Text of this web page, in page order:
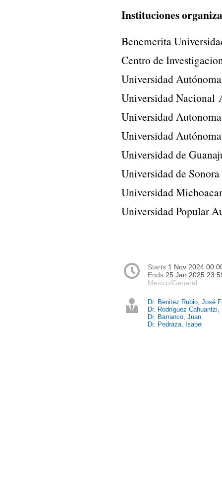
Instituciones
Benemerita
Centro de
Universidad
Universidad Nacional
Universidad
Universidad
Universidad de
Universidad de
Universidad
Universidad Popular
Starts 1 Nov 2024
Ends 25 Jan 2025
Mexico/General
Dr. Benitez Rubio, José
Dr. Rodríguez Cahuantzi,
Dr. Barranco, Juan
Dr. Pedraza, Isabel